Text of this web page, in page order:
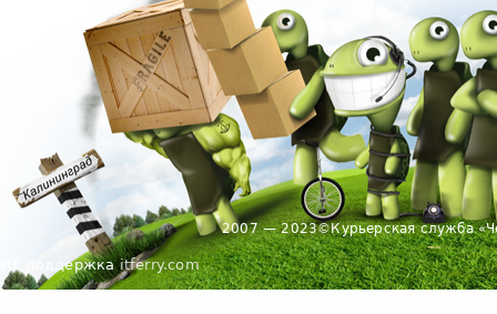
2007 — 2023©Курьерская служба
ИТ поддержкаitferry.com